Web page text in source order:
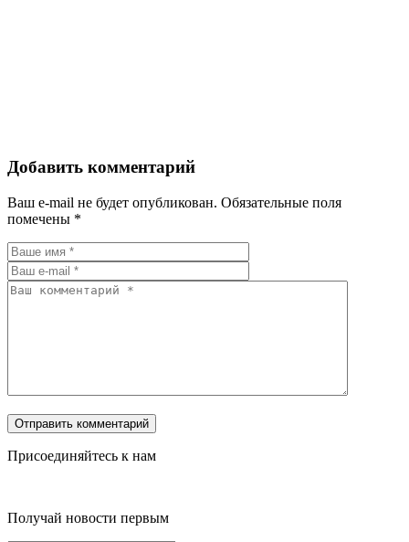
Добавить комментарий
Ваш e-mail не будет опубликован. Обязательные поля
помечены *
Присоединяйтесь к нам
Получай новости первым